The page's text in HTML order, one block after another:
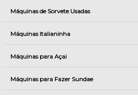
Máquinas de Sorvete Usadas
Máquinas Italianinha
Máquinas para Açai
Máquinas para Fazer Sundae